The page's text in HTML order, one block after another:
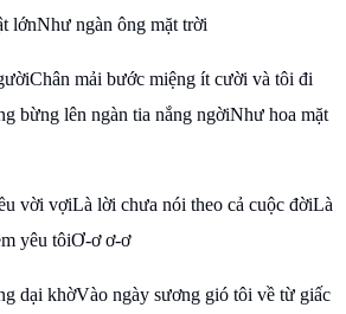
lớnNhư ngàn ông mặt trời
mải bước miệng ít cười và tôi đi
bừng lên ngàn tia nắng ngờiNhư hoa mặt
vời vợiLà lời chưa nói theo cả cuộc đờiLà
yêu tôiƠ-ơ ơ-ơ
dại khờVào ngày sương gió tôi về từ giấc